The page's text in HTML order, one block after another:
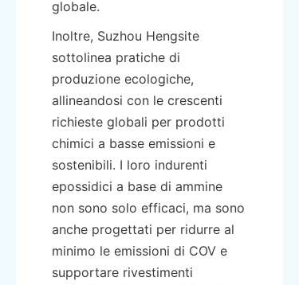
globale.
Inoltre, Suzhou Hengsite
sottolinea pratiche di
produzione ecologiche,
allineandosi con le crescenti
richieste globali per prodotti
chimici a basse emissioni e
sostenibili. I loro indurenti
epossidici a base di ammine
non sono solo efficaci, ma sono
anche progettati per ridurre al
minimo le emissioni di COV e
supportare rivestimenti